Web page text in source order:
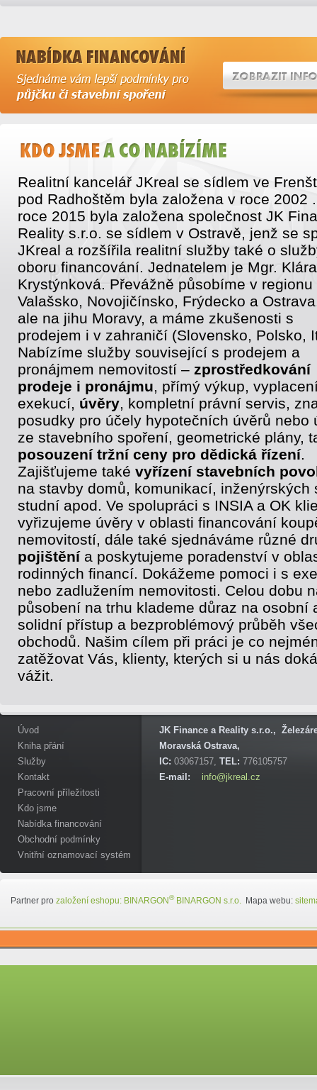
Realitní kancelář JKreal se sídlem ve
pod Radhoštěm byla založena v roce 2002
roce 2015 byla založena společnost JK
Reality s.r.o. se sídlem v Ostravě, jenž se
JKreal a rozšířila realitní služby také o
oboru financování. Jednatelem je Mgr. Klára
Krystýnková. Převážně působíme v regionu
Valašsko, Novojičínsko, Frýdecko a
ale na jihu Moravy, a máme zkušenosti s
prodejem i v zahraničí (Slovensko, Polsko,
Nabízíme služby související s prodejem a
pronájmem nemovitostí – zprostředkování
prodeje i pronájmu, přímý výkup,
exekucí, úvěry, kompletní právní servis,
posudky pro účely hypotečních úvěrů nebo
ze stavebního spoření, geometrické plány,
posouzení tržní ceny pro dědická řízení.
Zajišťujeme také vyřízení stavebních
na stavby domů, komunikací, inženýrských
studní apod. Ve spolupráci s INSIA a OK
vyřizujeme úvěry v oblasti financování
nemovitostí, dále také sjednáváme různé
pojištěnía poskytujeme poradenství v
rodinných financí. Dokážeme pomoci i s
nebo zadlužením nemovitosti. Celou dobu
působení na trhu klademe důraz na osobní
solidní přístup a bezproblémový průběh
obchodů. Našim cílem při práci je co
zatěžovat Vás, klienty, kterých si u nás
vážit.
Úvod
Kniha přání
Služby
Kontakt
Pracovní příležitosti
Kdo jsme
Nabídka financování
Obchodní podmínky
Vnitřní oznamovací systém
JK Finance a Reality s.r.o.,
Moravská Ostrava,
IC: 03067157, TEL: 776105757
E-mail:
info@jkreal.cz
Partner pro založení eshopu: BINARGON®BINARGON s.r.o. Mapa webu: